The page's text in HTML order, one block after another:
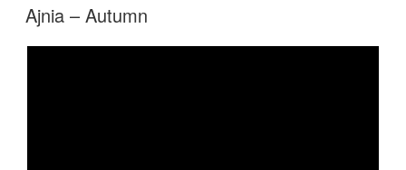
Ajnia – Autumn